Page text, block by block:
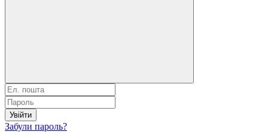
Увійти
Забули пароль?